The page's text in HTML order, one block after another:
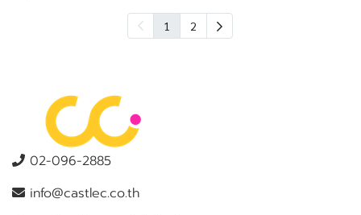
1 2
02-096-2885
info@castlec.co.th